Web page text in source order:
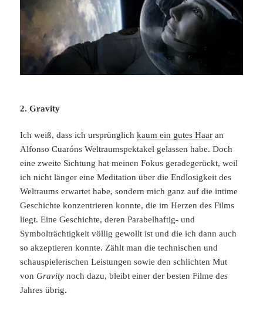
2. Gravity
Ich weiß, dass ich ursprünglichkaum ein gutes Haar an
Alfonso Cuaróns Weltraumspektakel gelassen habe. Doch
eine zweite Sichtung hat meinen Fokus geradegerückt, weil
ich nicht länger eine Meditation über die Endlosigkeit des
Weltraums erwartet habe, sondern mich ganz auf die intime
Geschichte konzentrieren konnte, die im Herzen des Films
liegt. Eine Geschichte, deren Parabelhaftig- und
Symbolträchtigkeit völlig gewollt ist und die ich dann auch
so akzeptieren konnte. Zählt man die technischen und
schauspielerischen Leistungen sowie den schlichten Mut
vonGravity noch dazu, bleibt einer der besten Filme des
Jahres übrig.